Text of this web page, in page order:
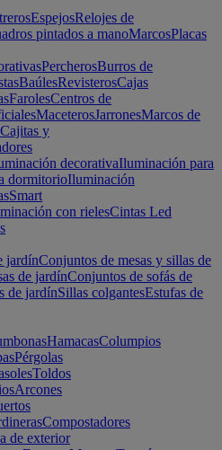
EspejosRelojes de
pintados a manoMarcosPlacas
PercherosBurros de
BaúlesRevisterosCajas
FarolesCentros de
MaceterosJarronesMarcos de
Cajitas y
decorativaIluminación para
dormitorioIluminación
Smart
con rielesCintas Led
jardínConjuntos de mesas y sillas de
de jardínConjuntos de sofás de
de jardínSillas colgantesEstufas de
HamacasColumpios
Pérgolas
Toldos
Arcones
Compostadores
de exterior